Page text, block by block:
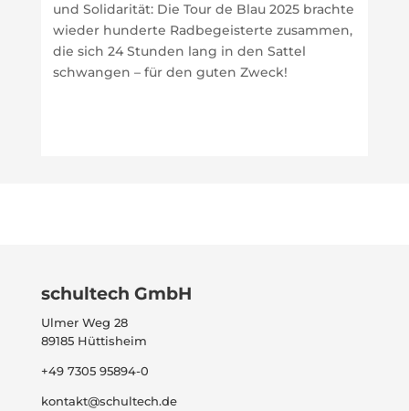
und Solidarität: Die Tour de Blau 2025 brachte
wieder hunderte Radbegeisterte zusammen,
die sich 24 Stunden lang in den Sattel
schwangen – für den guten Zweck!
schultech GmbH
Ulmer Weg 28
89185 Hüttisheim
+49 7305 95894-0
kontakt@schultech.de